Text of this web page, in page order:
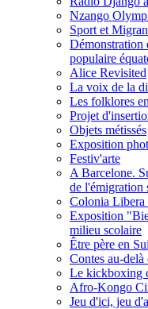
Nzango
Sport et
Démonstration
populaire
Alice Revisited
La voix de la
Les folklores
Projet
Objets métissés
Exposition
Festiv'arte
A Barcelone.
de l'émigration
Colonia Libera
Exposition
milieu scolaire
Être père en
Contes au-delà
Le kickboxing
Afro-Kongo
Jeu d'ici, jeu